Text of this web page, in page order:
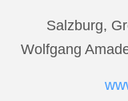
Salzburg,
Wolfgang